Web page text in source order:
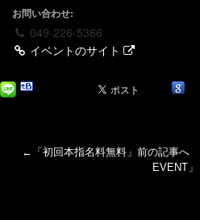
お問い合わせ:
049-226-5366
イベントのサイト
←「 初回本指名料無料 」前の記事
EVENT